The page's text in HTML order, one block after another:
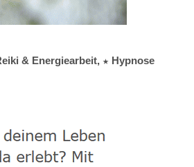
& Energiearbeit, ★ Hypnose